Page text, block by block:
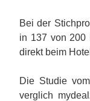
Bei der
in 137 von 200
direkt beim
Die Studie
verglich